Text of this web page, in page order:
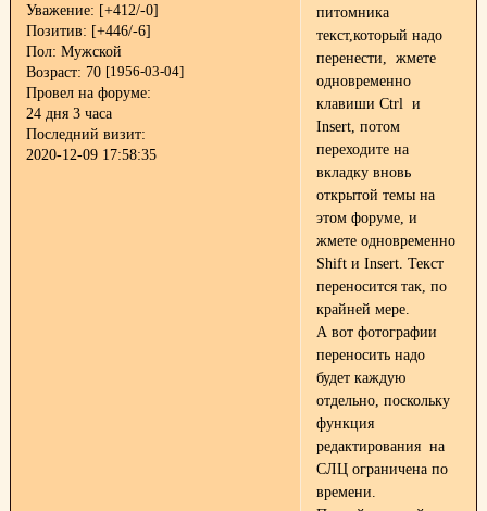
Уважение: [+412/-0]
Позитив: [+446/-6]
Пол: Мужской
Возраст: 70 [1956-03-04]
Провел на форуме:
24 дня 3 часа
Последний визит:
2020-12-09 17:58:35
питомника
текст,который надо
перенести, жмете
одновременно
клавиши Ctrl и
Insert, потом
переходите на
вкладку вновь
открытой темы на
этом форуме, и
жмете одновременно
Shift и Insert. Текст
переносится так, по
крайней мере.
А вот фотографии
переносить надо
будет каждую
отдельно, поскольку
функция
редактирования на
СЛЦ ограничена по
времени.